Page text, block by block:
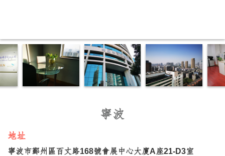
寧波
地址
寧波市鄞州區百丈路168號會展中心大廈A座21-D3室